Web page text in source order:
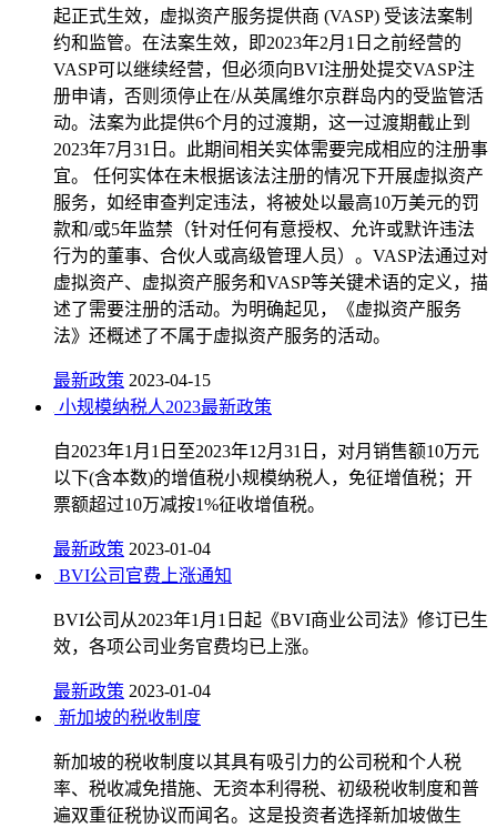
起正式生效，虚拟资产服务提供商 (VASP) 受该法案制
约和监管。在法案生效，即2023年2月1日之前经营的
VASP可以继续经营，但必须向BVI注册处提交VASP注
册申请，否则须停止在/从英属维尔京群岛内的受监管活
动。法案为此提供6个月的过渡期，这一过渡期截止到
2023年7月31日。此期间相关实体需要完成相应的注册事
宜。 任何实体在未根据该法注册的情况下开展虚拟资产
服务，如经审查判定违法，将被处以最高10万美元的罚
款和/或5年监禁（针对任何有意授权、允许或默许违法
行为的董事、合伙人或高级管理人员）。VASP法通过对
虚拟资产、虚拟资产服务和VASP等关键术语的定义，描
述了需要注册的活动。为明确起见，《虚拟资产服务
法》还概述了不属于虚拟资产服务的活动。
最新政策 2023-04-15
小规模纳税人2023最新政策
自2023年1月1日至2023年12月31日，对月销售额10万元
以下(含本数)的增值税小规模纳税人，免征增值税；开
票额超过10万减按1%征收增值税。
最新政策 2023-01-04
BVI公司官费上涨通知
BVI公司从2023年1月1日起《BVI商业公司法》修订已生
效，各项公司业务官费均已上涨。
最新政策 2023-01-04
新加坡的税收制度
新加坡的税收制度以其具有吸引力的公司税和个人税
率、税收减免措施、无资本利得税、初级税收制度和普
遍双重征税协议而闻名。这是投资者选择新加坡做生